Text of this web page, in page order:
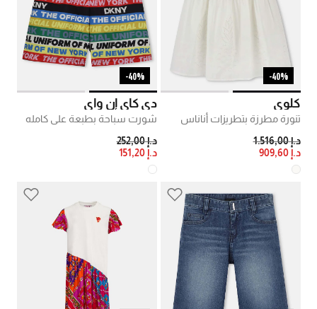
40%-
كلوي
تنورة مطرزة بتطريزات أناناس
PRICE REDUCED FROM
د.إ 1.516,00
د.إ 909,60
40%-
دي كاي إن واي
شورت سباحة بطبعة على كامله
PRICE REDUCED FROM
د.إ 252,00
TO
د.إ 151,20